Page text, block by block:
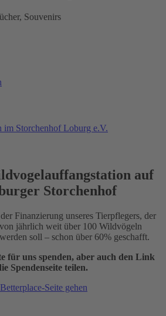
Souvenirs
auf
Storchenhof
Finanzierung unseres Tierpflegers, der
jährlich weit über 100 Wildvögeln
soll – schon über 60% geschafft.
für uns spenden, aber auch den Link
Spendenseite teilen.
Seite gehen